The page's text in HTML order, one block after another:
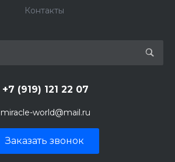
Контакты
+7 (919) 121 22 07
miracle-world@mail.ru
Заказать звонок